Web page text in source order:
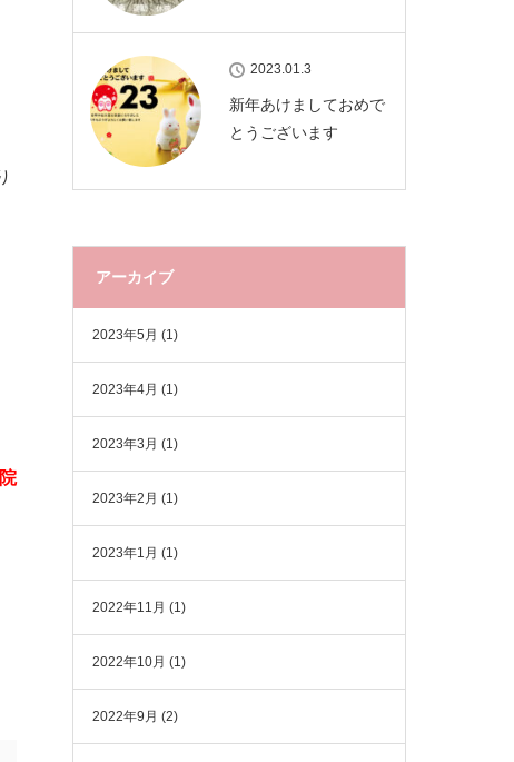
2023.01.3
新年あけましておめで
とうございます
アーカイブ
2023年5月 (1)
2023年4月 (1)
2023年3月 (1)
2023年2月 (1)
2023年1月 (1)
2022年11月 (1)
2022年10月 (1)
2022年9月 (2)